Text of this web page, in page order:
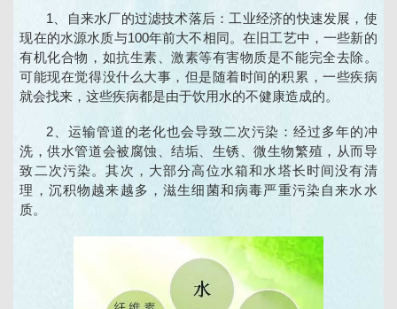
1、自来水厂的过滤技术落后：工业经济的快速发展，使
现在的水源水质与100年前大不相同。在旧工艺中，一些新的
有机化合物，如抗生素、激素等有害物质是不能完全去除。
可能现在觉得没什么大事，但是随着时间的积累，一些疾病
就会找来，这些疾病都是由于饮用水的不健康造成的。
2、运输管道的老化也会导致二次污染：经过多年的冲
洗，供水管道会被腐蚀、结垢、生锈、微生物繁殖，从而导
致二次污染。其次，大部分高位水箱和水塔长时间没有清
理，沉积物越来越多，滋生细菌和病毒严重污染自来水水
质。